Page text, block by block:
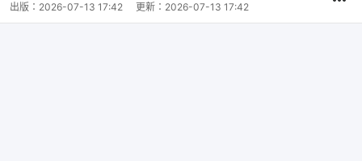
出版： 2026-07-13 17:42 更新： 2026-07-13 17:42